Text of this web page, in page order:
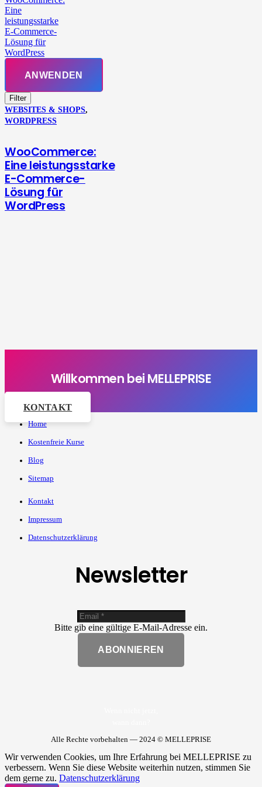
Eine
leistungsstarke
E-Commerce-
Lösung für
WordPress
ANWENDEN
Filter
WEBSITES & SHOPS,
WORDPRESS
WooCommerce:
Eine leistungsstarke
E-Commerce-
Lösung für
WordPress
Willkommen bei MELLEPRISE
KONTAKT
Home
Kostenfreie Kurse
Blog
Sitemap
Kontakt
Impressum
Datenschutzerklärung
Newsletter
Bitte gib eine gültige E-Mail-Adresse ein.
ABONNIEREN
Alle Rechte vorbehalten — 2024 © MELLEPRISE
Wir verwenden Cookies, um Ihre Erfahrung bei MELLEPRISE zu
verbessern. Wenn Sie diese Website weiterhin nutzen, stimmen Sie
dem gerne zu. Datenschutzerklärung